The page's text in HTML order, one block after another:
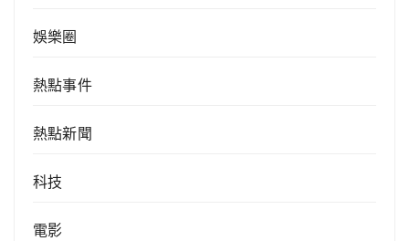
娛樂圈
熱點事件
熱點新聞
科技
電影